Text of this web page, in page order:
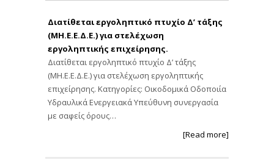
Διατίθεται εργοληπτικό πτυχίο Δ’ τάξης
(ΜΗ.Ε.Ε.Δ.Ε.) για στελέχωση
εργοληπτικής επιχείρησης.
Διατίθεται εργοληπτικό πτυχίο Δ’ τάξης
(ΜΗ.Ε.Ε.Δ.Ε.) για στελέχωση εργοληπτικής
επιχείρησης. Κατηγορίες: Οικοδομικά Οδοποιία
Υδραυλικά Ενεργειακά Υπεύθυνη συνεργασία
με σαφείς όρους…
[Read more]